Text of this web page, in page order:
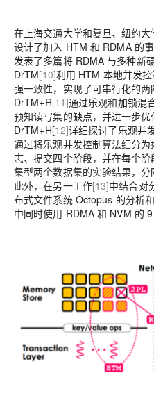
在上海交通大学和复旦、纽约
设计了加入 HTM 和 RDMA 的
发表了多篇将 RDMA 与多种新
DrTM[10]利用 HTM 本地并发
强一致性，实现了可串行化的两
DrTM+R[11]通过乐观和加锁混
预知读写集的缺点，并进一步优
DrTM+H[12]详细探讨了乐观并
通过将乐观并发控制算法细分
志、提交四个阶段，并在每个
集型两个数据集的实验结果，分
此外，在另一工作[13]中结合对
布式文件系统 Octopus 的分析
中同时使用 RDMA 和 NVM 的 9